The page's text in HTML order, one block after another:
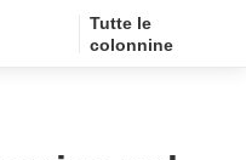
Tutte le
colonnine